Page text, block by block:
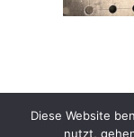
Diese Website
nutzt,